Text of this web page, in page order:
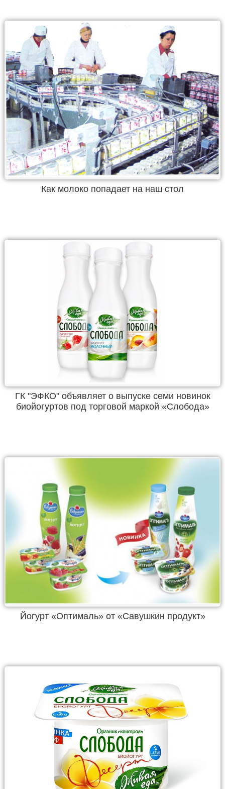
Как молоко попадает на наш стол
ГК "ЭФКО" объявляет о выпуске семи новинок
биойогуртов под торговой маркой «Слобода»
Йогурт «Оптималь» от «Савушкин продукт»